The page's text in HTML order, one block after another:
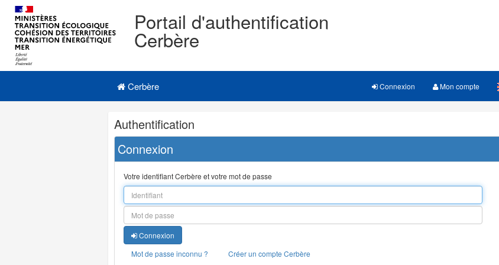
Portail d'authentification
Cerbère
Navigation
Menu principal
Cerbère Connexion Mon compte
Navigation
et
outils
annexes
Authentification
Connexion
Votre identifiant Cerbère et votre mot de passe
Connexion
Mot de passe inconnu ?
Créer un compte Cerbère